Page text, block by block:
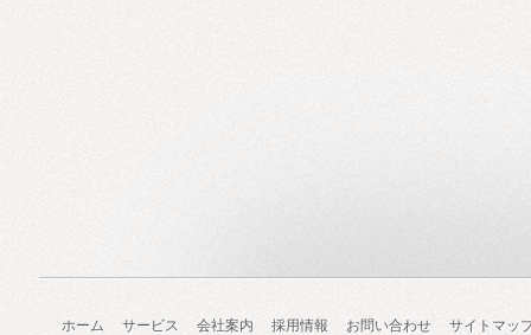
ホーム サービス 会社案内 採用情報 お問い合わせ サイトマッ